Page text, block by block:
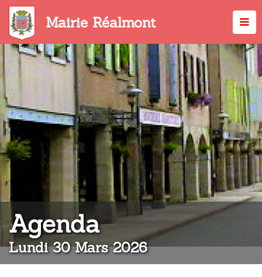
Aller
contenu
principal
Mairie Réalmont
Agenda:
Lundi 30 Mars 2026